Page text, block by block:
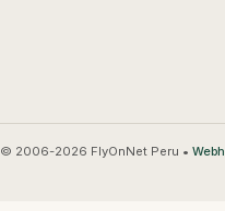
© 2006-2026 FlyOnNet Peru •